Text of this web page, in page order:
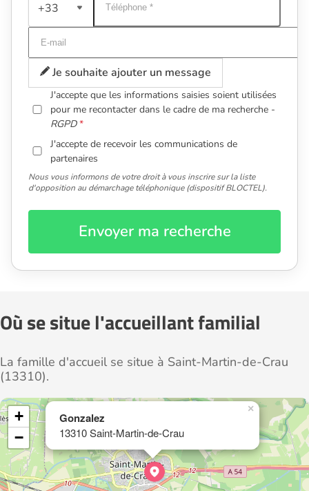
+33
Je souhaite ajouter un message
J'accepte que les informations saisies soient utilisées
pour me recontacter dans le cadre de ma recherche -
RGPD
J'accepte de recevoir les communications de
partenaires
Nous vous informons de votre droit à vous inscrire sur la liste
d'opposition au démarchage téléphonique (dispositif BLOCTEL).
Envoyer ma recherche
Où se situe l'accueillant familial
La famille d'accueil se situe à Saint-Martin-de-Crau
(13310).
Gonzalez
13310 Saint-Martin-de-Crau
×
+
−